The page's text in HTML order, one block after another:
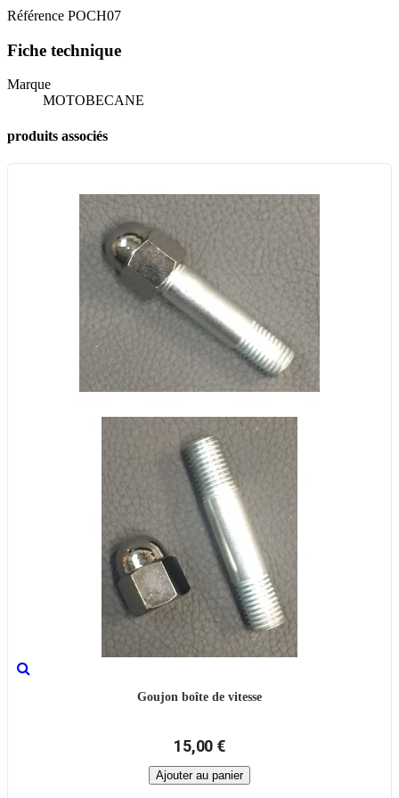
Référence POCH07
Fiche technique
Marque
MOTOBECANE
produits associés
Goujon boîte de vitesse
15,00 €
Ajouter au panier